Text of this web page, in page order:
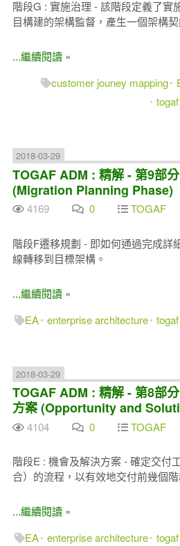
階段G : 實施治理 - 該階段定義了實
目構建的架構監督，產生一個架構契
...繼續閱讀 »
customer jouney mapping
togaf
2018-03-29
TOGAF ADM : 精解 - 第9部
(Migration Planning Phase)
4169 0 TOGAF
階段F遷移規劃 - 即如何通過完成詳
線轉移到目標架構。
...繼續閱讀 »
EA enterprise architecture togaf
2018-03-29
TOGAF ADM : 精解 - 第8部
方案 (Opportunity and
4104 0 TOGAF
階段E : 機會及解決方案 - 確定交付
合）的流程，以有效地交付前幾個
...繼續閱讀 »
EA enterprise architecture togaf